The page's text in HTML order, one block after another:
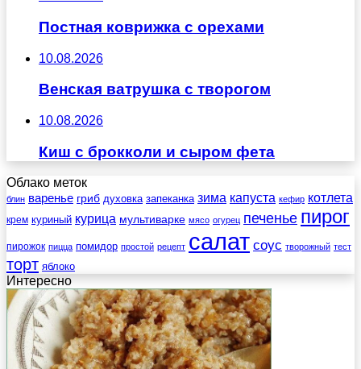
Постная коврижка с орехами
10.08.2026
Венская ватрушка с творогом
10.08.2026
Киш с брокколи и сыром фета
Облако меток
блин варенье гриб духовка запеканка зима капуста кефир котлета
крем куриный курица мультиварке мясо огурец печенье пирог
пирожок пицца помидор простой рецепт салат соус творожный тест
торт яблоко
Интересно